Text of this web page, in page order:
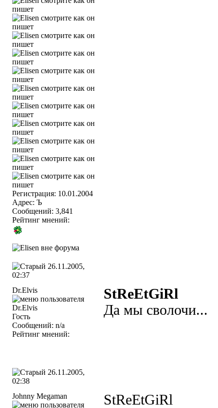
Регистрация: 10.01.2004
Адрес: Ъ
Сообщений: 3,841
Рейтинг мнений:
26.11.2005,
02:37
Dr.Elvis
Гость
Сообщений: n/a
Рейтинг мнений:
StReEtGiRl
Да мы сволочи...
26.11.2005,
02:38
Johnny Megaman
StReEtGiRl